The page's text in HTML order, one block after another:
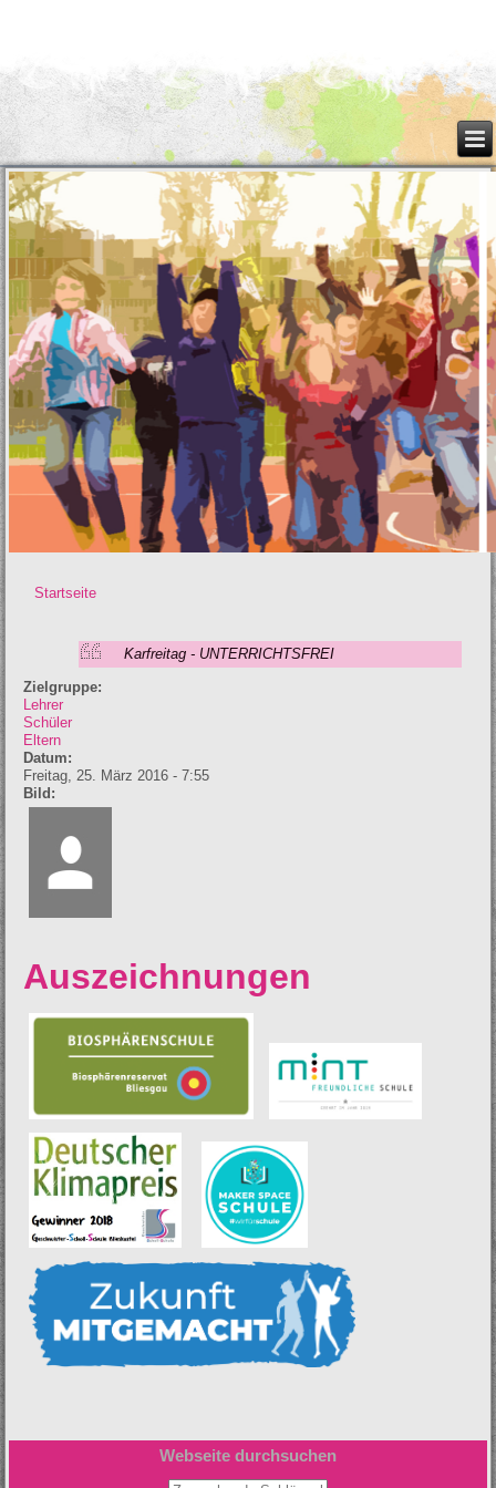
Startseite
Karfreitag - UNTERRICHTSFREI
Zielgruppe:
Lehrer
Schüler
Eltern
Datum:
Freitag, 25. März 2016 - 7:55
Bild:
Auszeichnungen
Webseite durchsuchen